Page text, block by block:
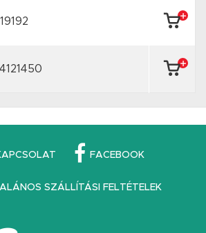
FACEBOOK
SZÁLLÍTÁSI FELTÉTELEK